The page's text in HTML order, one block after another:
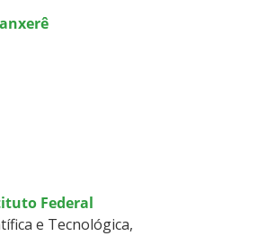
Federal
e Tecnológica,